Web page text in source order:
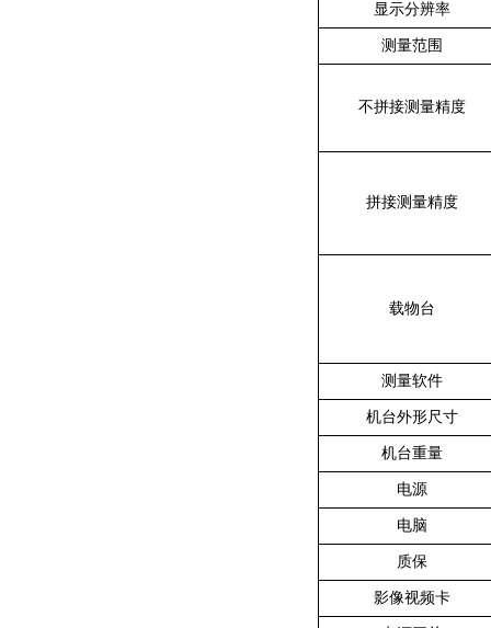
显示分辨率
测量范围
不拼接测量精度
拼接测量精度
载物台
测量软件
机台外形尺寸
机台重量
电源
电脑
质保
影像视频卡